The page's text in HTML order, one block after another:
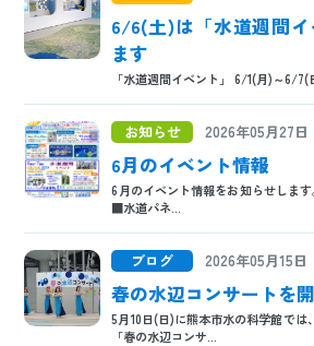
6/6(土)は「水道週間
ます
「水道週間イベント」 6/1(月)～6/7(
お知らせ 2026年05月27日
6月のイベント情報
6月のイベント情報をお知らせし
■水道パネ...
ブログ 2026年05月15日
春の水辺コンサートを
5月10日(日)に熊本市水の科学館では
「春の水辺コンサ...